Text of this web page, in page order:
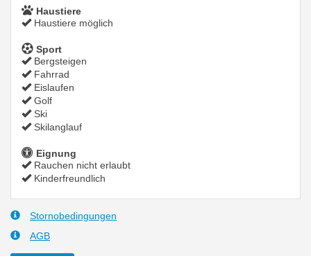
Haustiere
Haustiere möglich
Sport
Bergsteigen
Fahrrad
Eislaufen
Golf
Ski
Skilanglauf
Eignung
Rauchen nicht erlaubt
Kinderfreundlich
Stornobedingungen
AGB